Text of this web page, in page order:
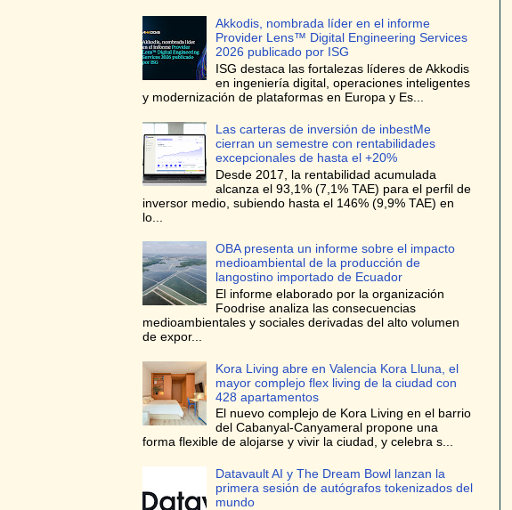
Akkodis, nombrada líder en el informe
Provider Lens™ Digital Engineering Services
2026 publicado por ISG
ISG destaca las fortalezas líderes de Akkodis
en ingeniería digital, operaciones inteligentes
y modernización de plataformas en Europa y Es...
Las carteras de inversión de inbestMe
cierran un semestre con rentabilidades
excepcionales de hasta el +20%
Desde 2017, la rentabilidad acumulada
alcanza el 93,1% (7,1% TAE) para el perfil de
inversor medio, subiendo hasta el 146% (9,9% TAE) en
lo...
OBA presenta un informe sobre el impacto
medioambiental de la producción de
langostino importado de Ecuador
El informe elaborado por la organización
Foodrise analiza las consecuencias
medioambientales y sociales derivadas del alto volumen
de expor...
Kora Living abre en Valencia Kora Lluna, el
mayor complejo flex living de la ciudad con
428 apartamentos
El nuevo complejo de Kora Living en el barrio
del Cabanyal-Canyameral propone una
forma flexible de alojarse y vivir la ciudad, y celebra s...
Datavault AI y The Dream Bowl lanzan la
primera sesión de autógrafos tokenizados del
mundo